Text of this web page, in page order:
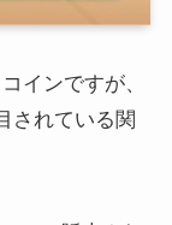
インですが、
されている関